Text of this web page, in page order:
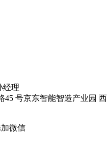
经理
45 号京东智能智造产业园 西